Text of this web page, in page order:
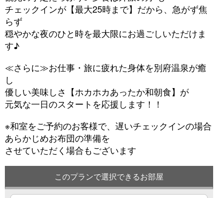
チェックインが【最大25時まで】だから、急がず焦
らず
穏やかな夜のひと時を最大限にお過ごしいただけま
す♪
≪さらに≫お仕事・旅に疲れた身体を別府温泉が癒
し
優しい美味しさ【ホカホカあったか和朝食】が
元気な一日のスタートを応援します！！
※和室をご予約のお客様で、遅いチェックインの場合
あらかじめお布団の準備を
させていただく場合もございます
このプランで選択できるお部屋